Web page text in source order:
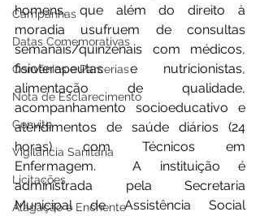
Campanhas
Datas Comemorativas
Convênios e Parcerias
Nota de Esclarecimento
Convite
Vigilância Sanitária
Licitações
Alagação e Enchente
homens, que além do direito à
moradia usufruem de consultas
semanais/quinzenais com médicos,
fisioterapeutas e nutricionistas,
alimentação de qualidade,
acompanhamento socioeducativo e
atendimentos de saúde diários (24
horas) com Técnicos em
Enfermagem.  A instituição é
administrada pela Secretaria
Municipal de Assistência Social